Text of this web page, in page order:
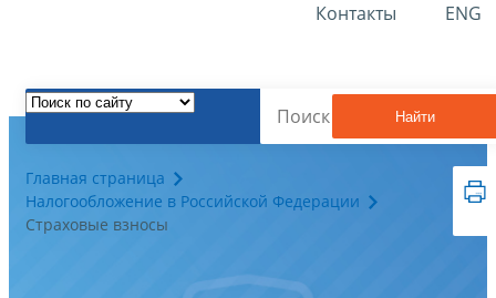
Контакты ENG
Найти
Главная страница
Налогообложение в Российской Федерации
Страховые взносы